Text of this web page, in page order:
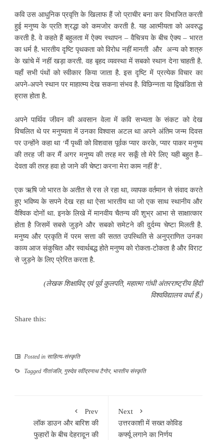
कवि उस आधुनिक प्रवृत्ति के खिलाफ हैं जो प्राचीर बना कर विभाजित करती
हुई मनुष्य के प्रति श्रद्धा को कमजोर करती है. यह आत्मीयता को अवरुद्ध
करती है. वे कहते हैं बहुलता में ऐक्य स्थापन – वैचित्र्य के बीच ऐक्य – भारत
का धर्म है. भारतीय दृष्टि पृथकता को विरोध नहीं मानती और अन्य को शत्रु
के खांचे में नहींखड़ा करती. वह बृहद व्यवस्था में सबको स्थान देना चाहती है.
यहाँ सभी पंथों को स्वीकार किया जाता है. इस दृष्टि में प्रत्येक विचार का
अपने-अपने स्थान पर माहात्म्य देख सकना संभव है. विछिन्नता या द्विखंडिता से
ह्रास होता है.
अपने पार्थिव जीवन की अवसान वेला में कवि सभ्यता के संकट को देख
विचलित थे पर मनुष्यता में उनका विश्वास अटल था अपने अंतिम जन्म दिवस
पर उन्होंने कहा था ‘मैं पृथ्वी को विशवास पूर्वक प्यार करके, प्यार पाकर मनुष्य
की तरह जी कर मैं अगर मनुष्य की तरह मर सकूँ तो मेरे लिए यही बहुत है–
देवता की तरह हवा हो जाने की चेष्टा करना मेरा काम नहीं है’.
एक ऋषि जो भारत के अतीत से रस ले रहा था, व्यापक वर्तमान से संवाद करते
हुए भविष्य के सपने देख रहा था ऐसा भारतीय था जो एक साथ स्थानीय और
वैश्विक दोनों था. इनके लिखे में मानवीय चैतन्य की शुभ्र आभा से साक्षात्कार
होता है जिसमें सबसे जुड़ने और सबको समेटने की दुर्दम्य चेष्टा मिलती है.
मनुष्य और प्रकृति में परम सत्ता की सतत उपस्थिति से अनुप्राणित उनका
काव्य आज संकुचित और स्वार्थबद्ध होते मनुष्य को रोकता-टोकता है और विराट
से जुड़ने के लिए प्रेरित करता है.
(लेखक शिक्षाविद् एवं पूर्व कुलपति, महात्मा गांधी अंतरराष्ट्रीय हिंदी
विश्वविद्यालय वर्धा हैं.)
Share this:
Posted in साहित्‍य-संस्कृति
Tagged गीतांजलि, गुरुदेव रवींद्रनाथ टैगोर, भारतीय संस्कृति
Prev
लॉक डाउन और बारिश की
फुहारों के बीच देहरादून की
Next
उत्तरकाशी में सख्त कोविड
कर्फ्यू लगाने का निर्णय